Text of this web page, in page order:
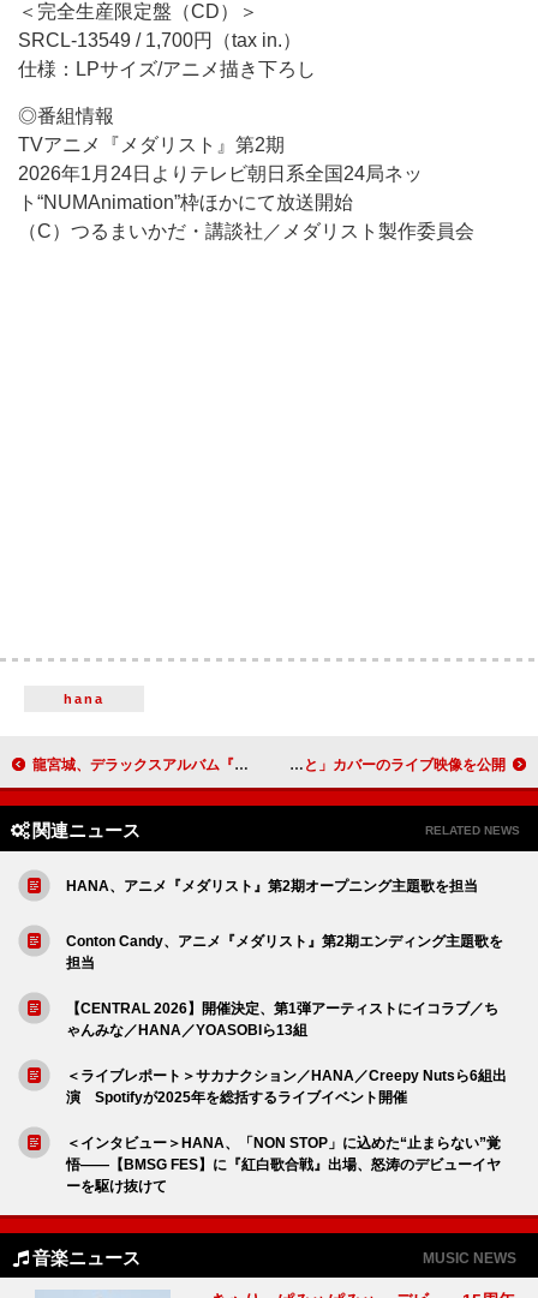
＜完全生産限定盤（CD）＞
SRCL-13549 / 1,700円（tax in.）
仕様：LPサイズ/アニメ描き下ろし
◎番組情報
TVアニメ『メダリスト』第2期
2026年1月24日よりテレビ朝日系全国24局ネッ
ト“NUMAnimation”枠ほかにて放送開始
（C）つるまいかだ・講談社／メダリスト製作委員会
hana
龍宮城、デラックスアルバム『SHIBAI (Deluxe)』2月リリース Superfly、Mrs. GREEN APPLE「僕のこと」カバーのライブ映像を公開
関連ニュース RELATED NEWS
HANA、アニメ『メダリスト』第2期オープニング主題歌を担当
Conton Candy、アニメ『メダリスト』第2期エンディング主題歌を
担当
【CENTRAL 2026】開催決定、第1弾アーティストにイコラブ／ち
ゃんみな／HANA／YOASOBIら13組
＜ライブレポート＞サカナクション／HANA／Creepy Nutsら6組出
演 Spotifyが2025年を総括するライブイベント開催
＜インタビュー＞HANA、「NON STOP」に込めた“止まらない”覚
悟――【BMSG FES】に『紅白歌合戦』出場、怒涛のデビューイヤ
ーを駆け抜けて
音楽ニュース MUSIC NEWS